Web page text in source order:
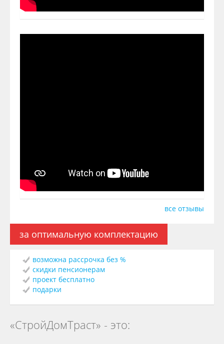
все отзывы
за оптимальную комплектацию
возможна рассрочка без %
скидки пенсионерам
проект бесплатно
подарки
«СтройДомТраст» - это: